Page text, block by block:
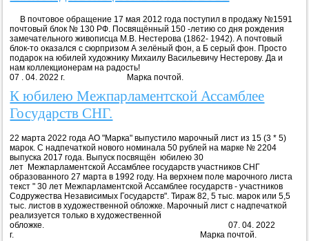
В почтовое обращение 17 мая 2012 года поступил в продажу №1591
почтовый блок № 130 РФ. Посвящённый 150 -летию со дня рождения
замечательного живописца М.В. Нестерова (1862- 1942). А почтовый
блок-то оказался с сюрпризом А зелёный фон, а Б серый фон. Просто
подарок на юбилей художнику Михаилу Васильевичу Нестерову. Да и
нам коллекционерам на радость!
07 . 04. 2022 г. Марка почтой.
К юбилею Межпарламентской Ассамблее
Государств СНГ.
22 марта 2022 года АО "Марка" выпустило марочный лист из 15 (3 * 5)
марок. С надпечаткой нового номинала 50 рублей на марке № 2204
выпуска 2017 года. Выпуск посвящён юбилею 30
лет Межпарламентской Ассамблее государств участников СНГ
образованного 27 марта в 1992 году. На верхнем поле марочного листа
текст " 30 лет Межпарламентской Ассамблее государств - участников
Содружества Независимых Государств". Тираж 82, 5 тыс. марок или 5,5
тыс. листов в художественной обложке. Марочный лист с надпечаткой
реализуется только в художественной
обложке. 07. 04. 2022
г. Марка почтой.